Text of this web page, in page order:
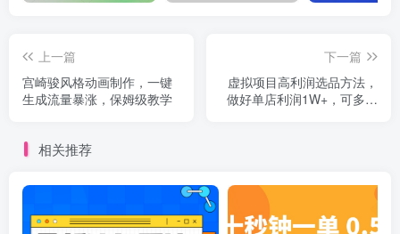
上一篇
宫崎骏风格动画制作，一键
生成流量暴涨，保姆级教学
下一篇
虚拟项目高利润选品方法，
做好单店利润1W+，可多店
相关推荐